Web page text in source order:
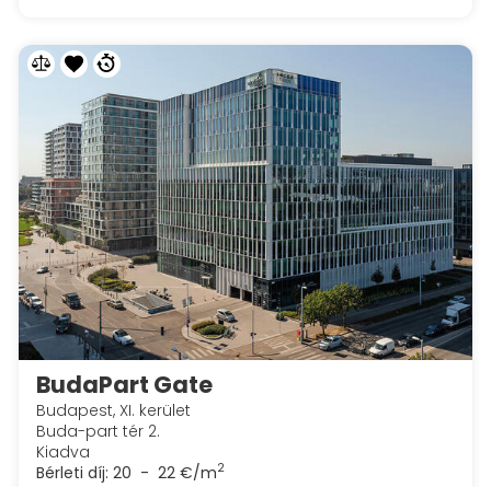
BudaPart Gate
Budapest, XI. kerület
Buda-part tér 2.
Kiadva
Bérleti díj: 20 - 22 €/m2